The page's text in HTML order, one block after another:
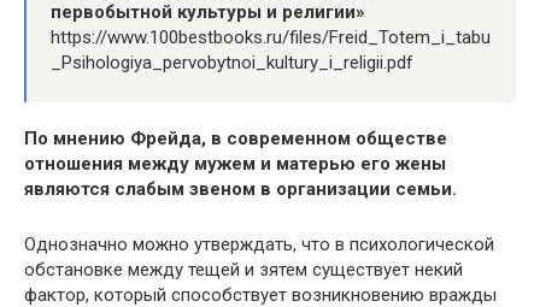
первобытной культуры и религии»
https://www.100bestbooks.ru/files/Freid_Totem_i_tabu
_Psihologiya_pervobytnoi_kultury_i_religii.pdf
По мнению Фрейда, в современном обществе
отношения между мужем и матерью его жены
являются слабым звеном в организации семьи.
Однозначно можно утверждать, что в психологической
обстановке между тещей и зятем существует некий
фактор, который способствует возникновению вражды